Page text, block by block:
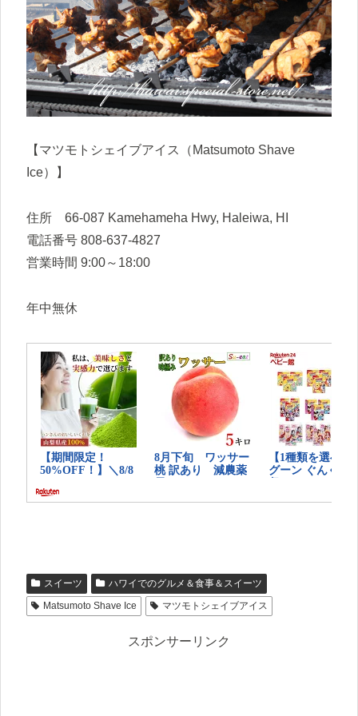
【マツモトシェイブアイス（Matsumoto Shave
Ice）】
住所 66-087 Kamehameha Hwy, Haleiwa, HI
電話番号 808-637-4827
営業時間 9:00～18:00
年中無休
スイーツ
ハワイでのグルメ＆食事＆スイーツ
Matsumoto Shave Ice
マツモトシェイブアイス
スポンサーリンク